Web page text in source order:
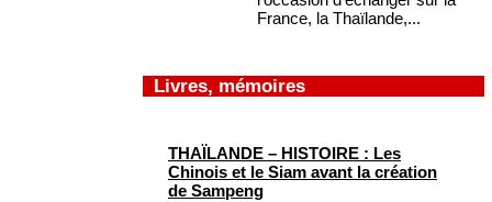
France, la Thaïlande,...
Livres, mémoires
THAÏLANDE – HISTOIRE : Les
Chinois et le Siam avant la création
de Sampeng